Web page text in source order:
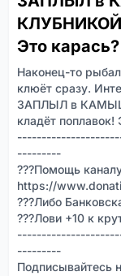
КЛУБНИКОЙ
Это карась?
Наконец-то
клюёт сразу.
ЗАПЛЫЛ в
кладёт поплавок!
---------
???Помощь
https://
???Либо
???Лови +10 к
---------
Подписывайтесь